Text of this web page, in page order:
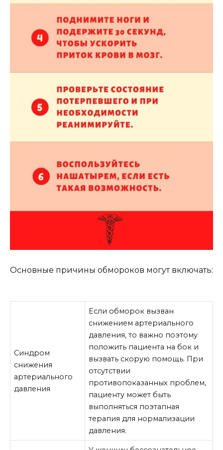
Основные причины обмороков могут включать:
Синдром
снижения
артериального
давления
Если обморок вызван
снижением артериального
давления, то важно поэтому
положить пациента на бок и
вызвать скорую помощь. При
отсутствии
противопоказанных проблем,
пациенту может быть
выполняться поэтапная
терапия для нормализации
давления.